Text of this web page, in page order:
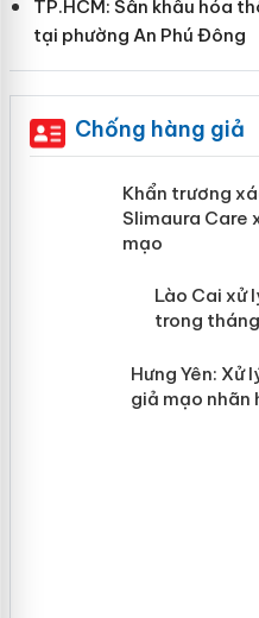
TP.HCM: Sân khấu hóa
tại phường An Phú Đông
Chống hàng giả
Khẩn trương
Slimaura Care
mạo
Lào Cai
mại trong